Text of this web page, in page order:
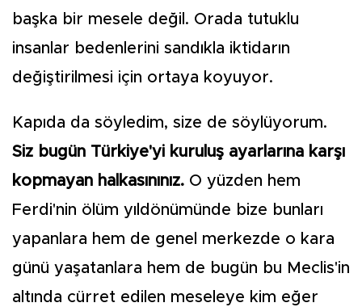
başka bir mesele değil. Orada tutuklu
insanlar bedenlerini sandıkla iktidarın
değiştirilmesi için ortaya koyuyor.
Kapıda da söyledim, size de söylüyorum.
Siz bugün Türkiye'yi kuruluş ayarlarına karşı
kopmayan halkasınınız. O yüzden hem
Ferdi'nin ölüm yıldönümünde bize bunları
yapanlara hem de genel merkezde o kara
günü yaşatanlara hem de bugün bu Meclis'in
altında cürret edilen meseleye kim eğer